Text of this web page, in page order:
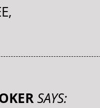
SAYS: